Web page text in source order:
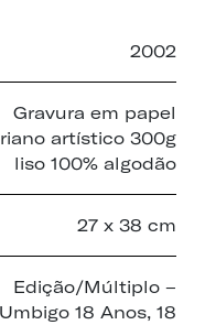
2002
Gravura em papel
artístico 300g
liso 100% algodão
27 x 38 cm
Edição/Múltiplo –
Umbigo 18 Anos, 18